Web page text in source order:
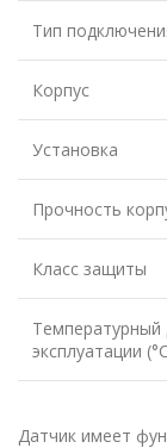
Тип
Корпус
Установка
Прочность
Класс защиты
Температурный
эксплуатации
Датчик имеет